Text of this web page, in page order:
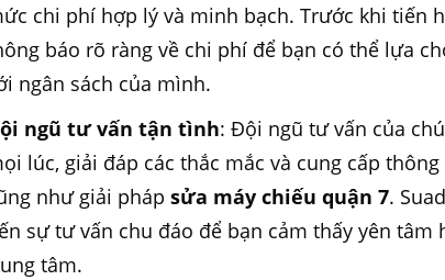
chi phí hợp lý và minh bạch. Trước khi tiến
báo rõ ràng về chi phí để bạn có thể lựa
ngân sách của mình.
ngũ tư vấn tận tình: Đội ngũ tư vấn của
lúc, giải đáp các thắc mắc và cung cấp
như giải phápsửa máy chiếu quận 7.
sự tư vấn chu đáo để bạn cảm thấy yên
tâm.